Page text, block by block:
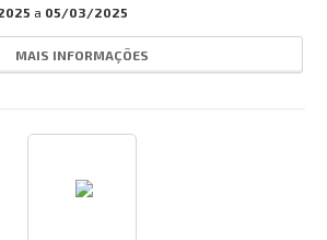
a 05/03/2025
MAIS INFORMAÇÕES